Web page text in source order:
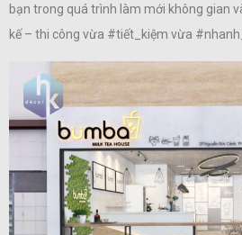
bạn trong quá trình làm mới không gian
kế – thi công vừa #tiết_kiệm vừa